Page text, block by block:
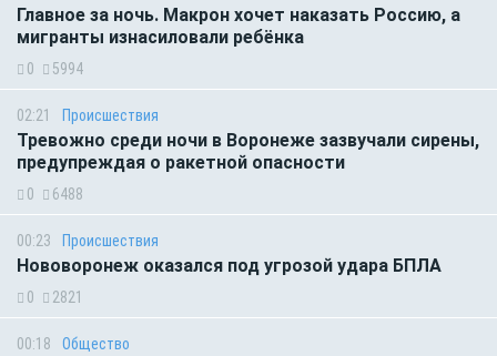
Главное за ночь. Макрон хочет наказать Россию, а
мигранты изнасиловали ребёнка
0 5994
02:21 Происшествия
Тревожно среди ночи в Воронеже зазвучали сирены,
предупреждая о ракетной опасности
0 6488
00:23 Происшествия
Нововоронеж оказался под угрозой удара БПЛА
0 2821
00:18 Общество